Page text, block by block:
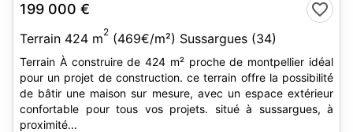
199 000 €
Terrain 424 m2 (469€/m²) Sussargues (34)
Terrain À construire de 424 m² proche de montpellier idéal
pour un projet de construction. ce terrain offre la possibilité
de bâtir une maison sur mesure, avec un espace extérieur
confortable pour tous vos projets. situé à sussargues, à
proximité...